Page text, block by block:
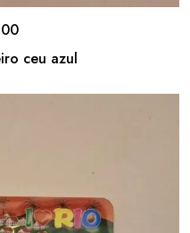
ceu azul